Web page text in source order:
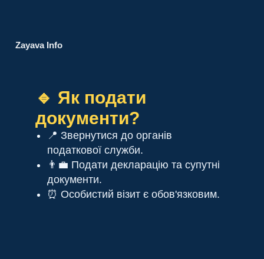
Zayava Info
🔹 Як подати
документи?
📍 Звернутися до органів
податкової служби.
👨‍💼 Подати декларацію та супутні
документи.
⏰ Особистий візит є обов'язковим.